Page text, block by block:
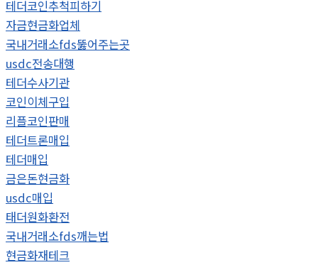
테더코인추척피하기
자금현금화업체
국내거래소fds뚫어주는곳
usdc전송대행
테더수사기관
코인이체구입
리플코인판매
테더트론매입
테더매입
금은돈현금화
usdc매입
태더원화환전
국내거래소fds깨는법
현금화재테크